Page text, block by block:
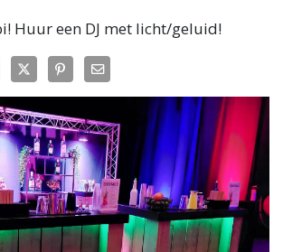
Huur een DJ met licht/geluid!